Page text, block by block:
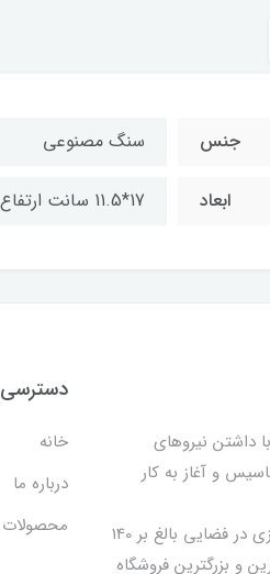
جنس سنگ مصنوعی
ابعاد 17*11.5 سانت ارتفاع 4 سانت
لوازم هنری آبتین در سال 1393 با داشتن نیروهای
و آغاز به کار
در سال 1401 با افتتاح شعبه مرکزی در فضایی بالغ بر 140
و بزرگترین فروشگاه
خانه
درباره ما
محصولات